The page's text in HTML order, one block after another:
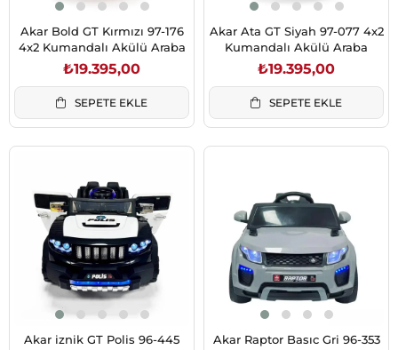
Akar Bold GT Kırmızı 97-176
4x2 Kumandalı Akülü Araba
₺19.395,00
SEPETE EKLE
Akar Ata GT Siyah 97-077 4x2
Kumandalı Akülü Araba
₺19.395,00
SEPETE EKLE
Akar iznik GT Polis 96-445
Akar Raptor Basıc Gri 96-353